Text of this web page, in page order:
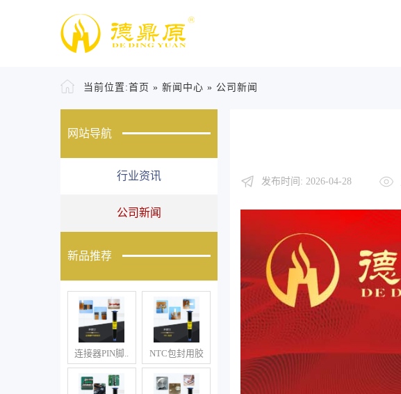
当前位置:首页 » 新闻中心 » 公司新闻
网站导航
行业资讯
公司新闻
新品推荐
连接器PIN脚.. NTC包封用胶
发布时间: 2026-04-28